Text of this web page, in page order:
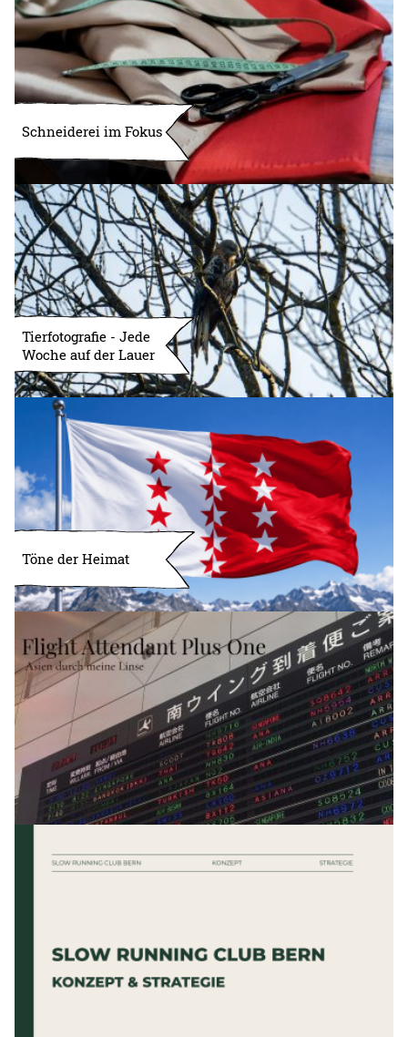
Schneiderei im Fokus
Tierfotografie - Jede
Woche auf der Lauer
Töne der Heimat